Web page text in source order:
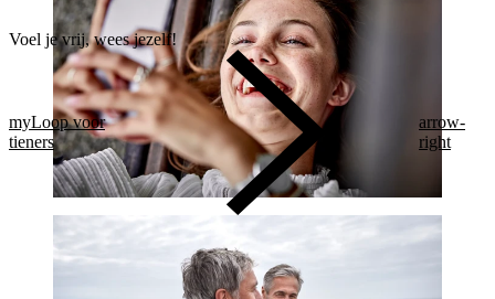
Voel je vrij, wees jezelf!
myLoop voor
tieners
arrow-
right